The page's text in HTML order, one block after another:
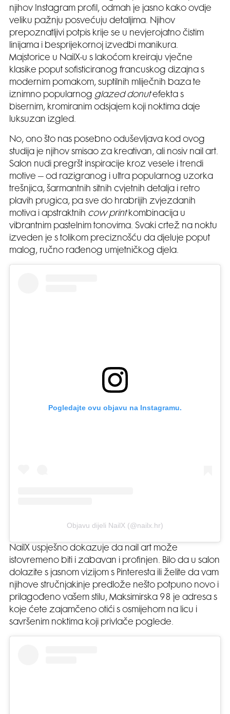
njihov Instagram profil, odmah je jasno kako ovdje
veliku pažnju posvećuju detaljima. Njihov
prepoznatljivi potpis krije se u nevjerojatno čistim
linijama i besprijekornoj izvedbi manikura.
Majstorice u NailX-u s lakoćom kreiraju vječne
klasike poput sofisticiranog francuskog dizajna s
modernim pomakom, suptilnih mliječnih baza te
iznimno popularnog glazed donutefekta s
bisernim, kromiranim odsjajem koji noktima daje
luksuzan izgled.
No, ono što nas posebno oduševljava kod ovog
studija je njihov smisao za kreativan, ali nosiv nail art.
Salon nudi pregršt inspiracije kroz vesele i trendi
motive – od razigranog i ultra popularnog uzorka
trešnjica, šarmantnih sitnih cvjetnih detalja i retro
plavih prugica, pa sve do hrabrijih zvjezdanih
motiva i apstraktnih cow printkombinacija u
vibrantnim pastelnim tonovima. Svaki crtež na noktu
izveden je s tolikom preciznošću da djeluje poput
malog, ručno rađenog umjetničkog djela.
Pogledajte ovu objavu na Instagramu.
Objavu dijeli NailX (@nailx.hr)
NailX uspješno dokazuje da nail art može
istovremeno biti i zabavan i profinjen. Bilo da u salon
dolazite s jasnom vizijom s Pinteresta ili želite da vam
njihove stručnjakinje predlože nešto potpuno novo i
prilagođeno vašem stilu, Maksimirska 98 je adresa s
koje ćete zajamčeno otići s osmijehom na licu i
savršenim noktima koji privlače poglede.